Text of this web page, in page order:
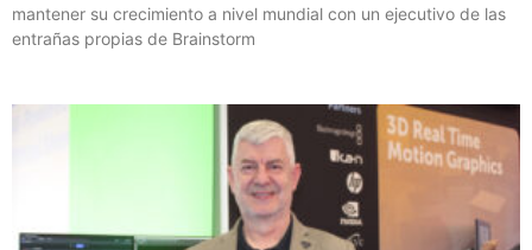
mantener su crecimiento a nivel mundial con un ejecutivo de las
entrañas propias de Brainstorm